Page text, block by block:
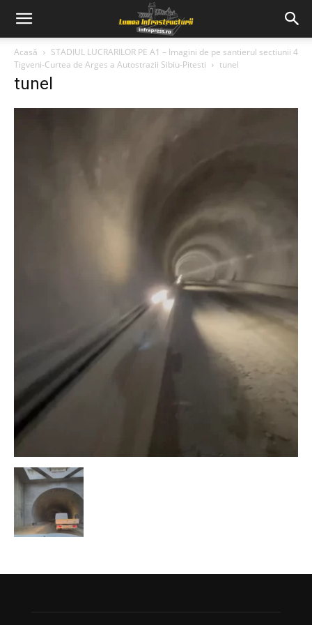
Acasă
STADIUL LUCRARILOR PE A1 – Imagini de pe santierul sectiunii 4
Tigveni-Curtea de Arges a Autostrazii Sibiu-Pitesti
tunel
tunel